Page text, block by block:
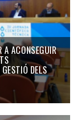
A ACONSEGUIR
DELS